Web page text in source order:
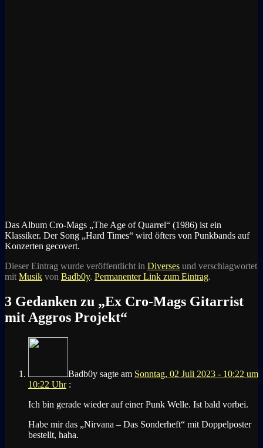
Das Album Cro-Mags „The Age of Quarrel“ (1986) ist ein
Klassiker. Der Song „Hard Times“ wird öfters von Punkbands auf
Konzerten gecovert.
Dieser Eintrag wurde veröffentlicht in Diverses und verschlagwortet
mit Musik von Badb0y. Permanenter Link zum Eintrag.
3 Gedanken zu „Ex Cro-Mags Gitarrist
mit Aggros Projekt“
Badb0y sagte am Sonntag, 02 Juli 2023 - 10:22 um
10:22 Uhr :
Ich bin gerade wieder auf einer Punk Welle. Ist bald vorbei.
Habe mir das „Nirvana – Das Sonderheft“ mit Doppelposter
bestellt, haha.